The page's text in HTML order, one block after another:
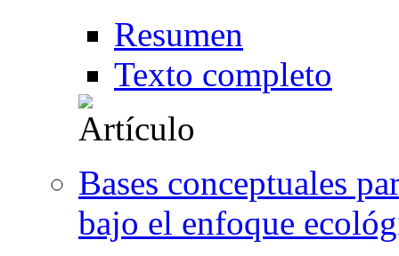
Resumen
Texto completo
Bases conceptuales
bajo el enfoque